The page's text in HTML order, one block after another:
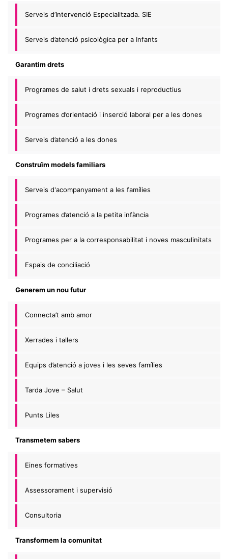
Serveis d’Intervenció Especialitzada. SIE
Serveis d’atenció psicològica per a Infants
Garantim drets
Programes de salut i drets sexuals i reproductius
Programes d’orientació i inserció laboral per a les dones
Serveis d’atenció a les dones
Construïm models familiars
Serveis d'acompanyament a les famílies
Programes d’atenció a la petita infància
Programes per a la corresponsabilitat i noves masculinitats
Espais de conciliació
Generem un nou futur
Connecta’t amb amor
Xerrades i tallers
Equips d’atenció a joves i les seves famílies
Tarda Jove – Salut
Punts Liles
Transmetem sabers
Eines formatives
Assessorament i supervisió
Consultoria
Transformem la comunitat